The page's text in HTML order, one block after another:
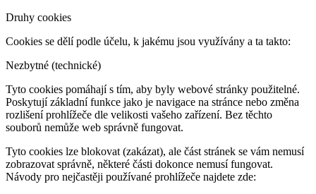
Druhy cookies
Cookies se dělí podle účelu, k jakému jsou využívány a ta takto:
Nezbytné (technické)
Tyto cookies pomáhají s tím, aby byly webové stránky použitelné.
Poskytují základní funkce jako je navigace na stránce nebo změna
rozlišení prohlížeče dle velikosti vašeho zařízení. Bez těchto
souborů nemůže web správně fungovat.
Tyto cookies lze blokovat (zakázat), ale část stránek se vám nemusí
zobrazovat správně, některé části dokonce nemusí fungovat.
Návody pro nejčastěji používané prohlížeče najdete zde: